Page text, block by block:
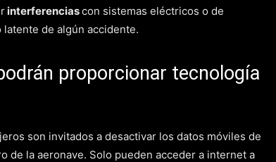
interferenciascon sistemas eléctricos o de
de algún accidente.
proporcionar tecnología
son invitados a desactivar los datos móviles de
de la aeronave. Solo pueden acceder a internet a